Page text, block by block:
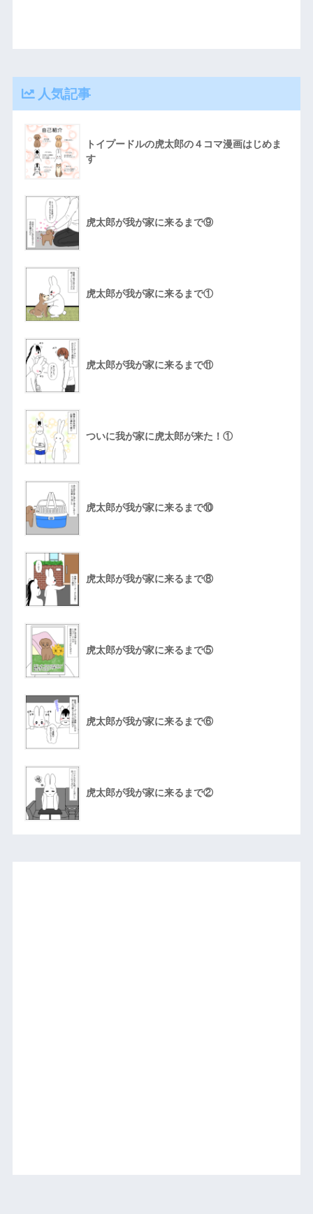
人気記事
トイプードルの虎太郎の４コマ漫画はじめま
す
虎太郎が我が家に来るまで⑨
虎太郎が我が家に来るまで①
虎太郎が我が家に来るまで⑪
ついに我が家に虎太郎が来た！①
虎太郎が我が家に来るまで⑩
虎太郎が我が家に来るまで⑧
虎太郎が我が家に来るまで⑤
虎太郎が我が家に来るまで⑥
虎太郎が我が家に来るまで②